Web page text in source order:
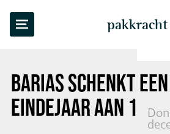
pakkracht
BARIAS SCHENKT EEN
EINDEJAAR AAN 150
TERUG NAAR OVERZICHT